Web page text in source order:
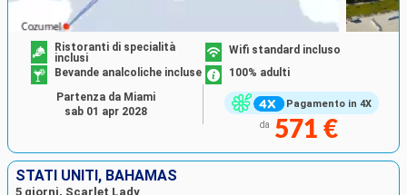
Pagamento in 4X
Ristoranti di specialità
inclusi
Wifi standard incluso
Bevande analcoliche incluse
100% adulti
da 571 €
Partenza da Miami
sab 01 apr 2028
STATI UNITI, BAHAMAS
5 giorni, Scarlet Lady